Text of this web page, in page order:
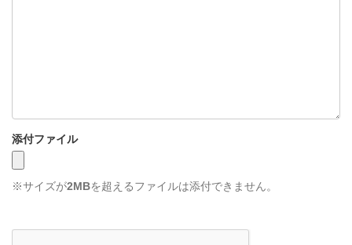
添付ファイル
※サイズが2MBを超えるファイルは添付できません。